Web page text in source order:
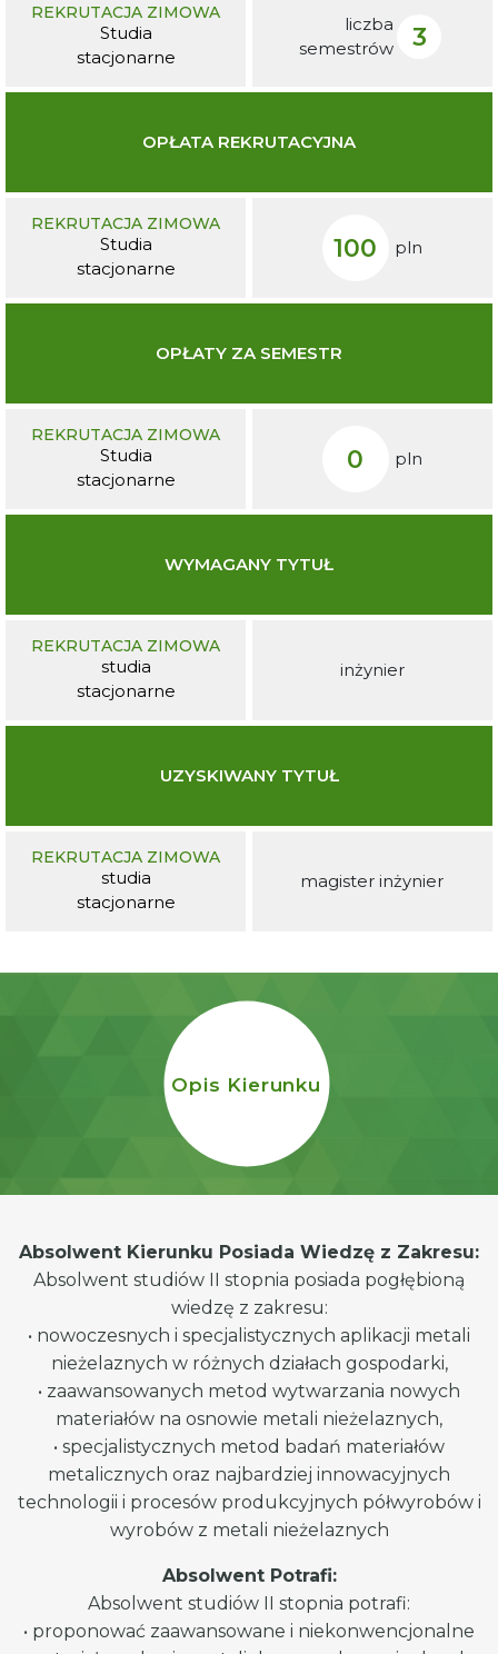
REKRUTACJA ZIMOWA
Studia
stacjonarne
liczba
semestrów
3
OPŁATA REKRUTACYJNA
REKRUTACJA ZIMOWA
Studia
stacjonarne
100 pln
OPŁATY ZA SEMESTR
REKRUTACJA ZIMOWA
Studia
stacjonarne
0 pln
WYMAGANY TYTUŁ
REKRUTACJA ZIMOWA
studia
stacjonarne
inżynier
UZYSKIWANY TYTUŁ
REKRUTACJA ZIMOWA
studia
stacjonarne
magister inżynier
Opis Kierunku
Absolwent Kierunku Posiada Wiedzę z Zakresu:
Absolwent studiów II stopnia posiada pogłębioną
wiedzę z zakresu:
• nowoczesnych i specjalistycznych aplikacji metali
nieżelaznych w różnych działach gospodarki,
• zaawansowanych metod wytwarzania nowych
materiałów na osnowie metali nieżelaznych,
• specjalistycznych metod badań materiałów
metalicznych oraz najbardziej innowacyjnych
technologii i procesów produkcyjnych półwyrobów i
wyrobów z metali nieżelaznych
Absolwent Potrafi:
Absolwent studiów II stopnia potrafi:
• proponować zaawansowane i niekonwencjonalne